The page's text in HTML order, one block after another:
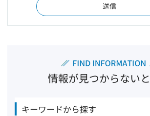
情報が見つからない
キーワードから探す